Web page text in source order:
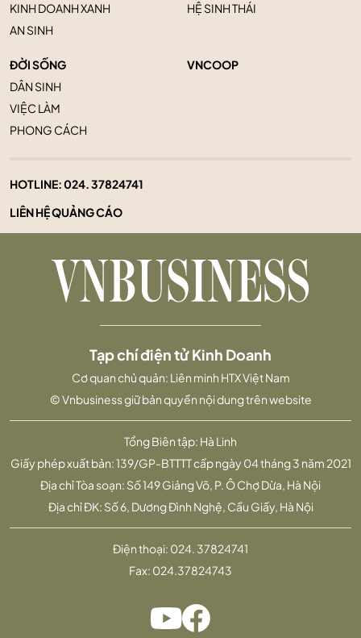
KINH DOANH XANH
AN SINH
HỆ SINH THÁI
ĐỜI SỐNG
DÂN SINH
VIỆC LÀM
PHONG CÁCH
VNCOOP
HOTLINE:024. 37824741
LIÊN HỆ QUẢNG CÁO
Tổng Biên tập: Hà Linh
Giấy phép xuất bản: 139/GP-BTTTT cấp ngày 04 tháng 3 năm 2021
Địa chỉ Tòa soạn: Số 149 Giảng Võ, P. Ô Chợ Dừa, Hà Nội
Địa chỉ ĐK: Số 6, Dương Đình Nghệ, Cầu Giấy, Hà Nội
Tạp chí điện tử Kinh Doanh
Cơ quan chủ quản: Liên minh HTX Việt Nam
© Vnbusiness giữ bản quyền nội dung trên website
Điện thoại: 024. 37824741
Fax: 024.37824743